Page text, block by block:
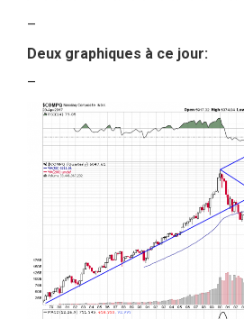
–
Deux graphiques à ce jour:
–